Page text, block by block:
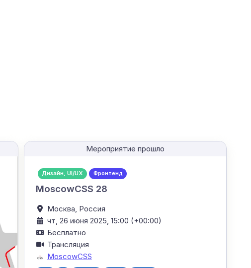
Мероприятие прошло
Дизайн, UI/UX Фронтенд
MoscowCSS 28
Москва, Россия
чт, 26 июня 2025, 15:00 (+00:00)
Бесплатно
Трансляция
MoscowCSS